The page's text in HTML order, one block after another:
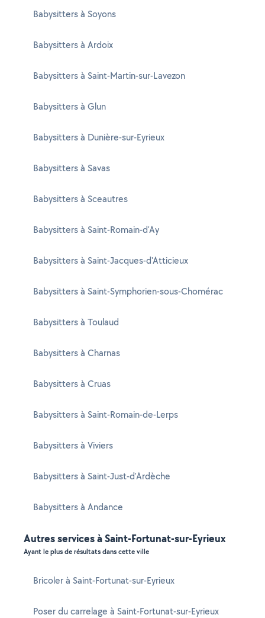
Babysitters à Soyons
Babysitters à Ardoix
Babysitters à Saint-Martin-sur-Lavezon
Babysitters à Glun
Babysitters à Dunière-sur-Eyrieux
Babysitters à Savas
Babysitters à Sceautres
Babysitters à Saint-Romain-d'Ay
Babysitters à Saint-Jacques-d'Atticieux
Babysitters à Saint-Symphorien-sous-Chomérac
Babysitters à Toulaud
Babysitters à Charnas
Babysitters à Cruas
Babysitters à Saint-Romain-de-Lerps
Babysitters à Viviers
Babysitters à Saint-Just-d'Ardèche
Babysitters à Andance
Autres services à Saint-Fortunat-sur-Eyrieux
Ayant le plus de résultats dans cette ville
Bricoler à Saint-Fortunat-sur-Eyrieux
Poser du carrelage à Saint-Fortunat-sur-Eyrieux